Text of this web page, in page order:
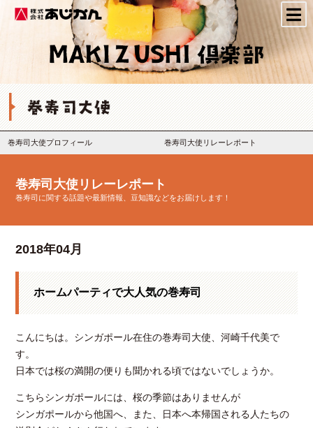
株式会社あじかん
巻寿司大使プロフィール 巻寿司大使リレーレポート
巻寿司大使リレーレポート
巻寿司に関する話題や最新情報、豆知識などをお届けします！
2018年04月
ホームパーティで大人気の巻寿司
こんにちは。シンガポール在住の巻寿司大使、河崎千代美で
す。
日本では桜の満開の便りも聞かれる頃ではないでしょうか。
こちらシンガポールには、桜の季節はありませんが
シンガポールから他国へ、また、日本へ本帰国される人たちの